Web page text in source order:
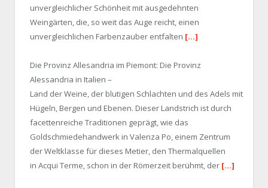
unvergleichlicher Schönheit mit ausgedehnten
Weingärten, die, so weit das Auge reicht, einen
unvergleichlichen Farbenzauber entfalten […]
Die Provinz Allesandria im Piemont: Die Provinz
Alessandria in Italien –
Land der Weine, der blutigen Schlachten und des Adels mit
Hügeln, Bergen und Ebenen. Dieser Landstrich ist durch
facettenreiche Traditionen geprägt, wie das
Goldschmiedehandwerk in Valenza Po, einem Zentrum
der Weltklasse für dieses Metier, den Thermalquellen
in Acqui Terme, schon in der Römerzeit berühmt, der […]